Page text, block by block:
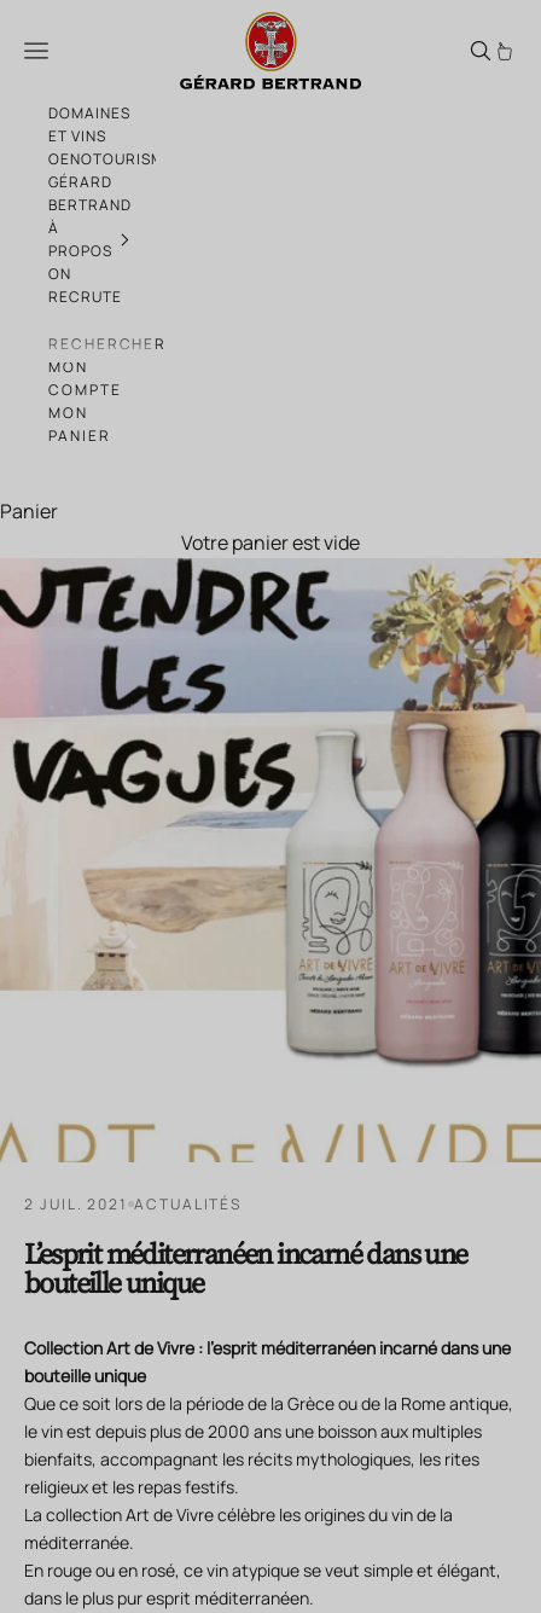
L’esprit méditerranéen incarné dans
Menu
DOMAINES
ET VINS
OENOTOURISME
GÉRARD
BERTRAND
À
PROPOS
ON
RECRUTE
RECHERCHER
MON
COMPTE
MON
PANIER
Panier
Votre panier est vide
2 JUIL. 2021 ACTUALITÉS
L’esprit méditerranéen incarné dans une
bouteille unique
Collection Art de Vivre : l’esprit méditerranéen incarné dans une
bouteille unique
Que ce soit lors de la période de la Grèce ou de la Rome antique,
le vin est depuis plus de 2000 ans une boisson aux multiples
bienfaits, accompagnant les récits mythologiques, les rites
religieux et les repas festifs.
La collection Art de Vivre célèbre les origines du vin de la
méditerranée.
En rouge ou en rosé, ce vin atypique se veut simple et élégant,
dans le plus pur esprit méditerranéen.